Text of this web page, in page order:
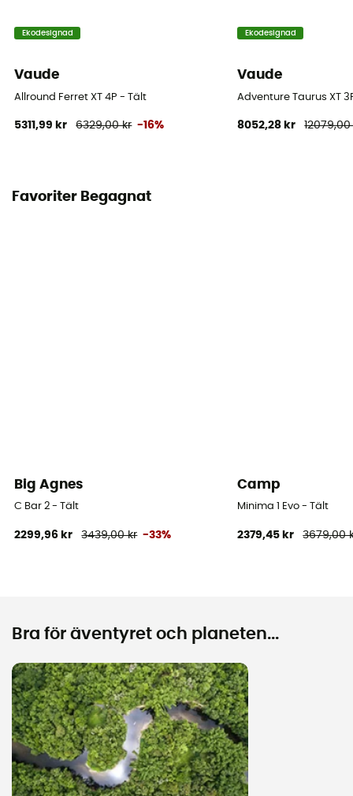
Ekodesignad
Vaude
Allround Ferret XT 4P - Tält
5311,99 kr 6329,00 kr -16%
Ekodesignad
Vaude
Adventure Taurus XT
8052,28 kr 12079,00
Favoriter Begagnat
Big Agnes
C Bar 2 - Tält
2299,96 kr 3439,00 kr -33%
Camp
Minima 1 Evo - Tält
2379,45 kr 3679,00
Bra för äventyret och planeten...